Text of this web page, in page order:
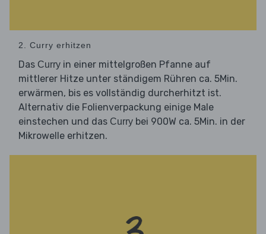
2. Curry erhitzen
Das Curry in einer mittelgroßen Pfanne auf
mittlerer Hitze unter ständigem Rühren ca. 5Min.
erwärmen, bis es vollständig durcherhitzt ist.
Alternativ die Folienverpackung einige Male
einstechen und das Curry bei 900W ca. 5Min. in der
Mikrowelle erhitzen.